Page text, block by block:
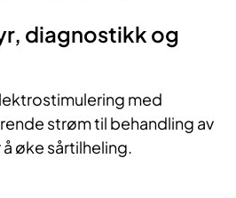
diagnostikk og
med
strøm til behandling av
øke sårtilheling.